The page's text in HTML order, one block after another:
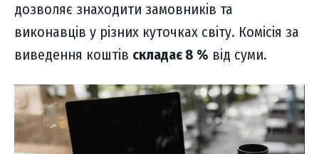
дозволяє знаходити замовників та
виконавців у різних куточках світу. Комісія за
виведення коштів складає 8 % від суми.